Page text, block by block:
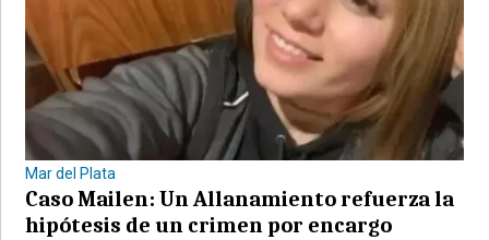
Mar del Plata
Caso Mailen: Un Allanamiento refuerza la
hipótesis de un crimen por encargo